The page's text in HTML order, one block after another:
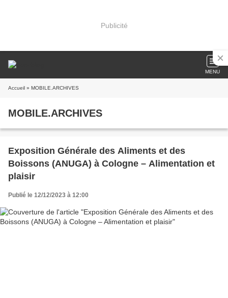
Publicité
MENU
Accueil » MOBILE.ARCHIVES
MOBILE.ARCHIVES
Exposition Générale des Aliments et des
Boissons (ANUGA) à Cologne – Alimentation et
plaisir
Publié le 12/12/2023 à 12:00